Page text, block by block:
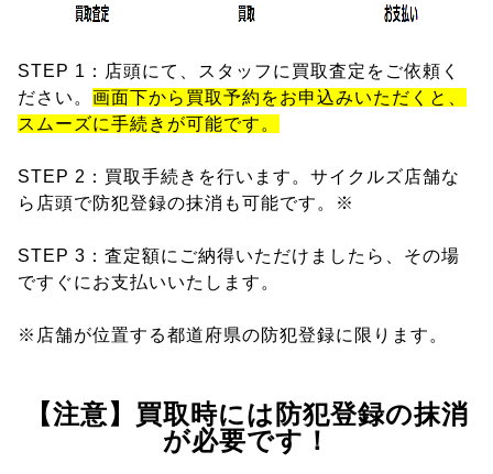
STEP 1：店頭にて、スタッフに買取査定をご依頼く
ださい。 画面下から買取予約をお申込みいただくと、
スムーズに手続きが可能です。
STEP 2：買取手続きを行います。サイクルズ店舗な
ら店頭で防犯登録の抹消も可能です。※
STEP 3：査定額にご納得いただけましたら、その場
ですぐにお支払いいたします。
※店舗が位置する都道府県の防犯登録に限ります。
【注意】買取時には防犯登録の抹消
が必要です！